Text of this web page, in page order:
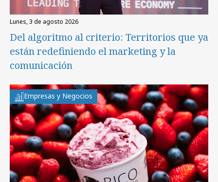
lunes, 3 de agosto 2026
Del algoritmo al criterio: Territorios que ya
están redefiniendo el marketing y la
comunicación
Empresas y Negocios